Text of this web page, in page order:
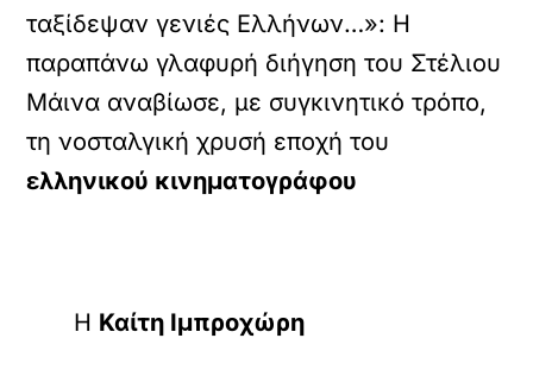
ταξίδεψαν γενιές Ελλήνων…»: Η
παραπάνω γλαφυρή διήγηση του Στέλιου
Μάινα αναβίωσε, με συγκινητικό τρόπο,
τη νοσταλγική χρυσή εποχή του
ελληνικού κινηματογράφου
Η Καίτη Ιμπροχώρη